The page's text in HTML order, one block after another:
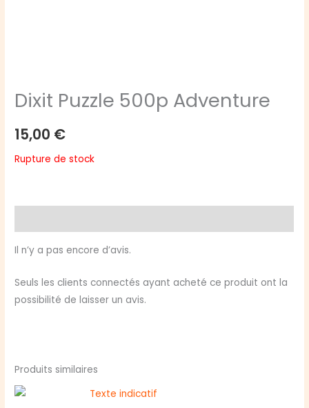
Dixit Puzzle 500p Adventure
15,00 €
Rupture de stock
Il n’y a pas encore d’avis.
Seuls les clients connectés ayant acheté ce produit ont la
possibilité de laisser un avis.
Produits similaires